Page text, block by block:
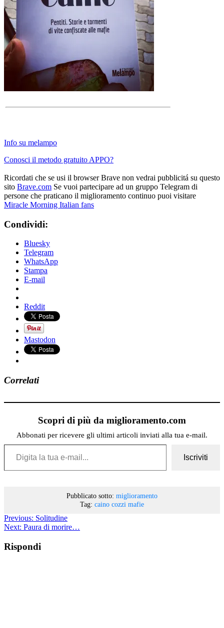
Info su melampo
Conosci il metodo gratuito APPO?
Ricordati che se usi il browser Brave non vedrai pubblicitá su questo
sito Brave.com Se vuoi partecipare ad un gruppo Telegram di
persone che praticano il miglioramento continuo puoi visitare
Miracle Morning Italian fans
Condividi:
Bluesky
Telegram
WhatsApp
Stampa
E-mail
Reddit
Mastodon
Correlati
Scopri di più da miglioramento.com
Abbonati per ricevere gli ultimi articoli inviati alla tua e-mail.
Digita la tua e-mail...
Iscriviti
Pubblicato sotto: miglioramento
Tag: caino cozzi mafie
Previous: Solitudine
Next: Paura di morire…
Rispondi